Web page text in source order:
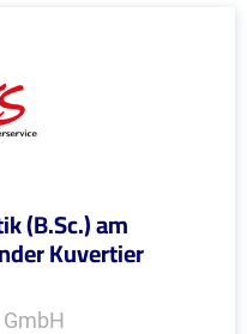
(B.Sc.) am
Kuvertier